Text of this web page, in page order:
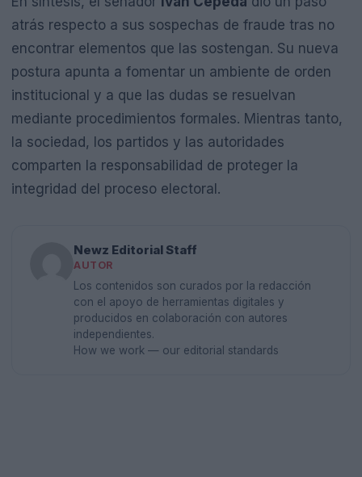
atrás respecto a sus sospechas de fraude tras no
encontrar elementos que las sostengan. Su nueva
postura apunta a fomentar un ambiente de orden
institucional y a que las dudas se resuelvan
mediante procedimientos formales. Mientras tanto,
la sociedad, los partidos y las autoridades
comparten la responsabilidad de proteger la
integridad del proceso electoral.
Newz Editorial Staff
AUTOR
Los contenidos son curados por la redacción
con el apoyo de herramientas digitales y
producidos en colaboración con autores
independientes.
How we work — our editorial standards